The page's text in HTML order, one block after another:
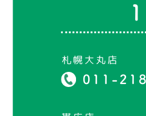
札幌大丸店
011-